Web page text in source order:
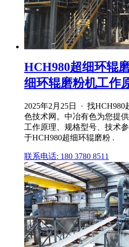
HCH980超细环辊
细环辊磨粉机工作
2025年2月25日 · 找
色技术网。中冶有色为您提
工作原理、规格型号、技术
于HCH980超细环辊磨粉 .
联系电话: 180 3780 8511